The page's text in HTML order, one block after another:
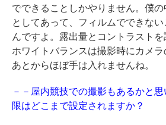
でできることしかやりません。僕
としてあって、フィルムでできな
んですよ。露出量とコントラストを
ホワイトバランスは撮影時にカメラ
あとからほぼ手は入れませんね。
－－屋内競技での撮影もあるかと
限はどこまで設定されますか？